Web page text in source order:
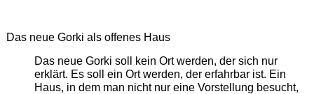
Das neue Gorki als offenes Haus
Das neue Gorki soll kein Ort werden, der sich nur
erklärt. Es soll ein Ort werden, der erfahrbar ist. Ein
Haus, in dem man nicht nur eine Vorstellung besucht,